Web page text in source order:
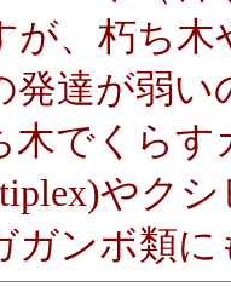
が、朽ち
発達が弱い
木でくら
やク
ガンボ類